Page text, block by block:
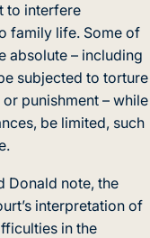
to interfere
family life. Some of
absolute – including
subjected to torture
punishment – while
be limited, such
Donald note, the
interpretation of
in the